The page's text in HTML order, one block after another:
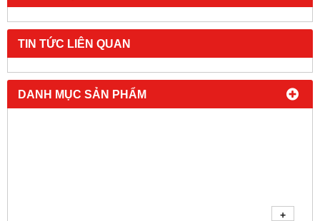
DANH MỤC SẢN PHẨM
TIN TỨC LIÊN QUAN